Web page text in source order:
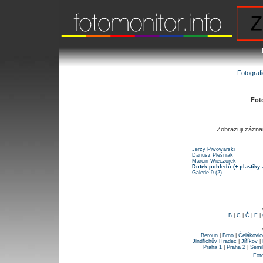
Zobrazuji
Jerzy Piwowarski
Dariusz Pleśniak
Marcin Wieczorek
Dotek pohledů (+ plastiky
Galerie 9 (2)
B
C Č F
Beroun| Brno|
Jindřichův Hradec
Jiříkov
Praha 1
Praha 2